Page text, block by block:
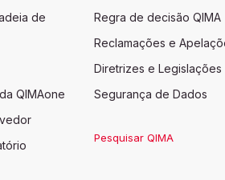
de
QIMAone
Regra de decisão QIMA
Reclamações e
Diretrizes e Legislações
Segurança de Dados
Pesquisar QIMA